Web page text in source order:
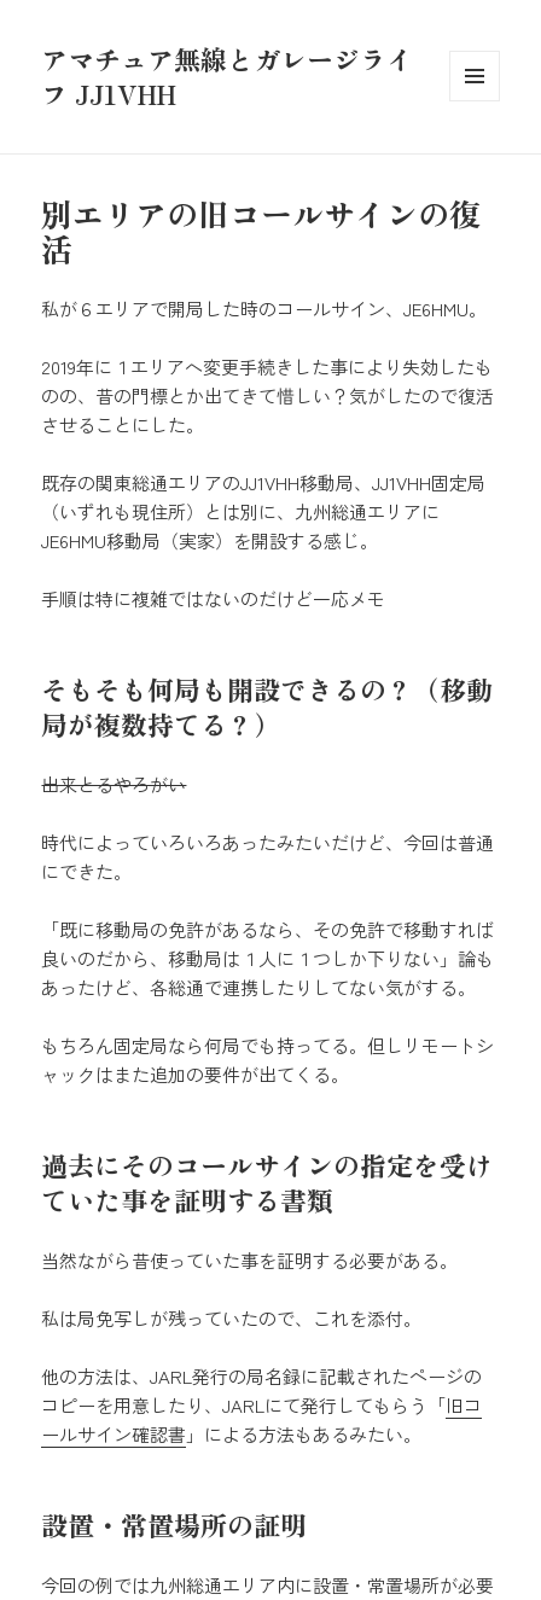
アマチュア無線とガレージライ
フ JJ1VHH
別エリアの旧コールサインの復
活
私が６エリアで開局した時のコールサイン、JE6HMU。
2019年に１エリアへ変更手続きした事により失効したも
のの、昔の門標とか出てきて惜しい？気がしたので復活
させることにした。
既存の関東総通エリアのJJ1VHH移動局、JJ1VHH固定局
（いずれも現住所）とは別に、九州総通エリアに
JE6HMU移動局（実家）を開設する感じ。
手順は特に複雑ではないのだけど一応メモ
そもそも何局も開設できるの？（移動
局が複数持てる？）
出来とるやろがい
時代によっていろいろあったみたいだけど、今回は普通
にできた。
「既に移動局の免許があるなら、その免許で移動すれば
良いのだから、移動局は１人に１つしか下りない」論も
あったけど、各総通で連携したりしてない気がする。
もちろん固定局なら何局でも持ってる。但しリモートシ
ャックはまた追加の要件が出てくる。
過去にそのコールサインの指定を受け
ていた事を証明する書類
当然ながら昔使っていた事を証明する必要がある。
私は局免写しが残っていたので、これを添付。
他の方法は、JARL発行の局名録に記載されたページの
コピーを用意したり、JARLにて発行してもらう「旧コ
ールサイン確認書 」による方法もあるみたい。
設置・常置場所の証明
今回の例では九州総通エリア内に設置・常置場所が必要